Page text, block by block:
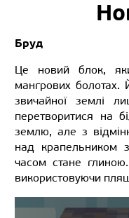
Бруд
Це новий блок,
мангрових болотах.
звичайної землі
перетворитися на
землю, але з
над крапельником
часом стане
використовуючи